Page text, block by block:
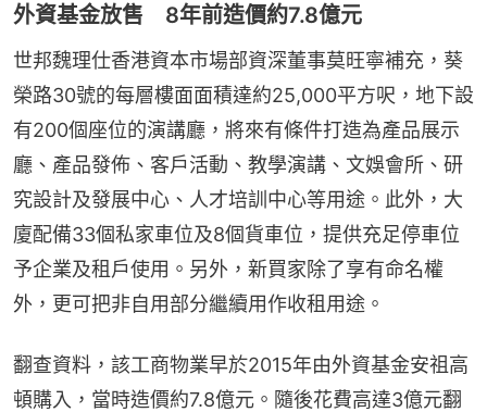
外資基金放售 8年前造價約7.8億元
世邦魏理仕香港資本市場部資深董事莫旺寧補充，葵
榮路30號的每層樓面面積達約25,000平方呎，地下設
有200個座位的演講廳，將來有條件打造為產品展示
廳、產品發佈、客戶活動、教學演講、文娛會所、研
究設計及發展中心、人才培訓中心等用途。此外，大
廈配備33個私家車位及8個貨車位，提供充足停車位
予企業及租戶使用。另外，新買家除了享有命名權
外，更可把非自用部分繼續用作收租用途。
翻查資料，該工商物業早於2015年由外資基金安祖高
頓購入，當時造價約7.8億元。隨後花費高達3億元翻